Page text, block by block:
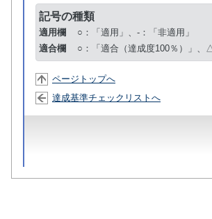
記号の種類
適用欄
○：「適用」、-：「非適用」
適合欄
○：「適合（達成度100％）」、
ページトップへ
達成基準チェックリストへ